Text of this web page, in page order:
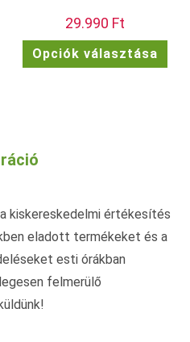
Ennek
29.990 Ft
Opciók választása
kiskereskedelmi értékesítés
eladott termékeket és a
esti órákban
felmerülő